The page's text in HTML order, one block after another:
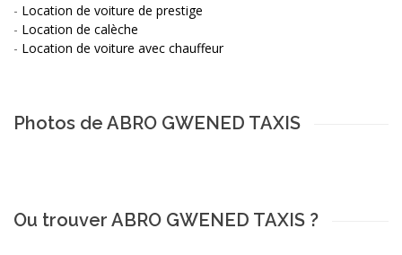
- Location de voiture de prestige
- Location de calèche
- Location de voiture avec chauffeur
Photos de ABRO GWENED TAXIS
Ou trouver ABRO GWENED TAXIS ?